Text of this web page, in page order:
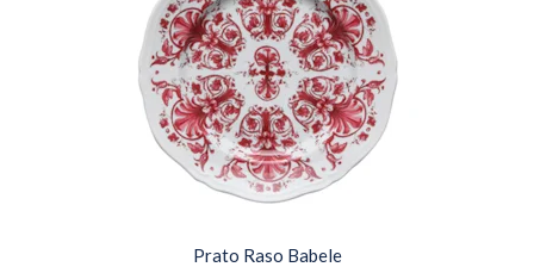
Prato Raso Babele